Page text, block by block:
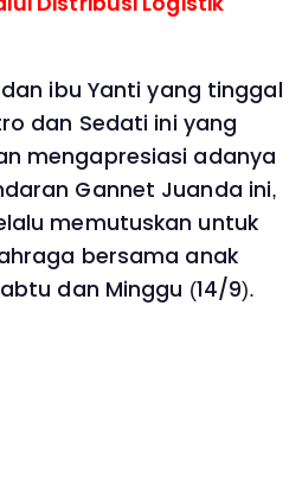
ibu Yanti yang tinggal
dan Sedati ini yang
mengapresiasi adanya
Gannet Juanda ini,
memutuskan untuk
bersama anak
dan Minggu (14/9).